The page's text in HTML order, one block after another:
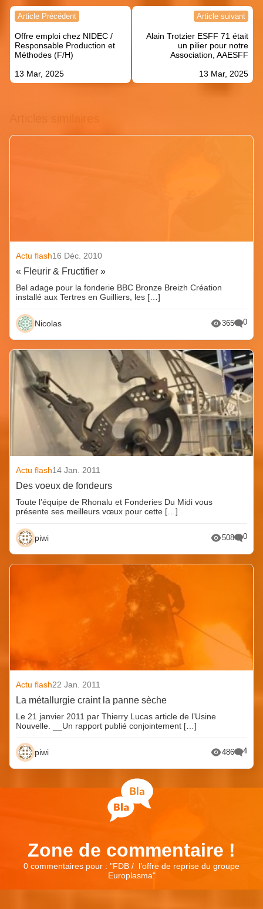
Navigation
l’article
Article Précédent
Offre emploi chez NIDEC /
Responsable Production et
Méthodes (F/H)
13 Mar, 2025
Article suivant
Alain Trotzier ESFF 71 était
un pilier pour notre
Association, AAESFF
13 Mar, 2025
Actu flash16 Déc. 2010
« Fleurir & Fructifier »
Bel adage pour la fonderie BBC Bronze Breizh Création
installé aux Tertres en Guilliers, les […]
Nicolas 365 0
Actu flash14 Jan. 2011
Des voeux de fondeurs
Toute l’équipe de Rhonalu et Fonderies Du Midi vous
présente ses meilleurs vœux pour cette […]
piwi 508 0
Actu flash22 Jan. 2011
La métallurgie craint la panne sèche
Le 21 janvier 2011 par Thierry Lucas article de l’Usine
Nouvelle. __Un rapport publié conjointement […]
piwi 486 4
Zone de commentaire !
0 commentaires pour : "FDB / l’offre de reprise du groupe
Europlasma"